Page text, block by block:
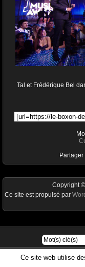
Tal et Frédérique Bel
Partager
Ce site web utilise
Copyright ©
Ce site est propulsé par